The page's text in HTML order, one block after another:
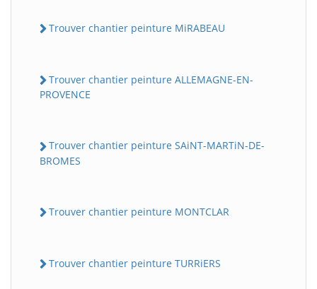
Trouver chantier peinture MiRABEAU
Trouver chantier peinture ALLEMAGNE-EN-
PROVENCE
Trouver chantier peinture SAiNT-MARTiN-DE-
BROMES
Trouver chantier peinture MONTCLAR
Trouver chantier peinture TURRiERS